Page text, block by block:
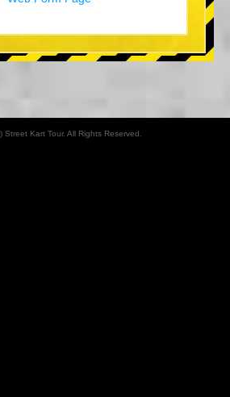
Street Kart Tour. All Rights Reserved.